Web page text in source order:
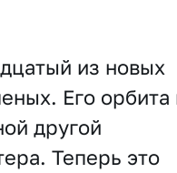
из новых
Его орбита
другой
Теперь это